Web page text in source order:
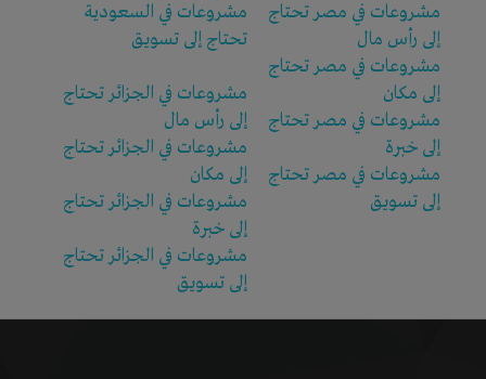
مشروعات في مصر تحتاج
إلى رأس مال
مشروعات في مصر تحتاج
إلى مكان
مشروعات في مصر تحتاج
إلى خبرة
مشروعات في مصر تحتاج
إلى تسويق
مشروعات في السعودية
تحتاج إلى تسويق
مشروعات في الجزائر تحتاج
إلى رأس مال
مشروعات في الجزائر تحتاج
إلى مكان
مشروعات في الجزائر تحتاج
إلى خبرة
مشروعات في الجزائر تحتاج
إلى تسويق